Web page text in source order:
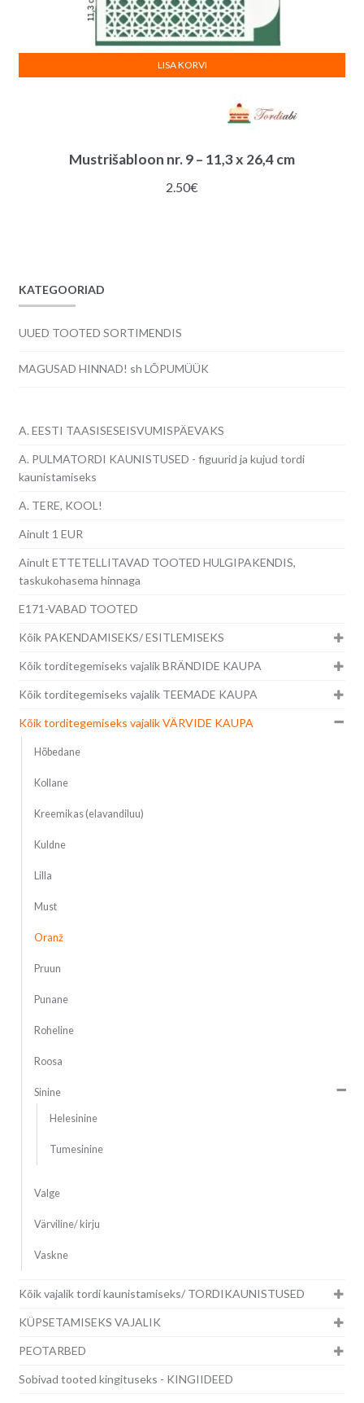
Mustrišabloon nr. 9 – 11,3 x 26,4 cm
2.50€
LISA KORVI
KATEGOORIAD
UUED TOOTED SORTIMENDIS
MAGUSAD HINNAD! sh LÕPUMÜÜK
A. EESTI TAASISESEISVUMISPÄEVAKS
A. PULMATORDI KAUNISTUSED - figuurid ja kujud tordi
kaunistamiseks
A. TERE, KOOL!
Ainult 1 EUR
Ainult ETTETELLITAVAD TOOTED HULGIPAKENDIS,
taskukohasema hinnaga
E171-VABAD TOOTED
Kõik PAKENDAMISEKS/ ESITLEMISEKS
Kõik torditegemiseks vajalik BRÄNDIDE KAUPA
Kõik torditegemiseks vajalik TEEMADE KAUPA
Kõik torditegemiseks vajalik VÄRVIDE KAUPA
Hõbedane
Kollane
Kreemikas (elavandiluu)
Kuldne
Lilla
Must
Oranž
Pruun
Punane
Roheline
Roosa
Sinine
Helesinine
Tumesinine
Valge
Värviline/ kirju
Vaskne
Kõik vajalik tordi kaunistamiseks/ TORDIKAUNISTUSED
KÜPSETAMISEKS VAJALIK
PEOTARBED
Sobivad tooted kingituseks - KINGIIDEED